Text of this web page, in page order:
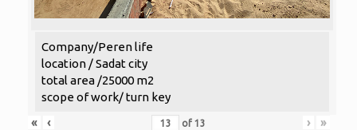
Company/Peren life
location / Sadat city
total area /25000 m2
scope of work/ turn key
«
‹ of 13 › »